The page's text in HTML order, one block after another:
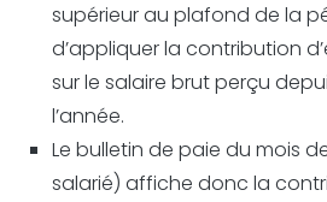
supérieur au plafond de la
d’appliquer la contribution
sur le salaire brut perçu
l’année.
Le bulletin de paie du mois
salarié) affiche donc la